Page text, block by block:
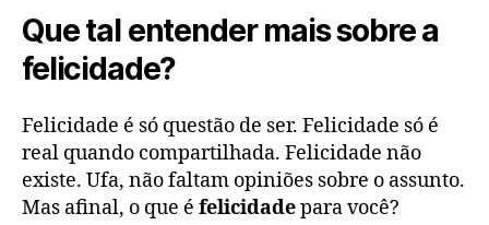
Que tal entender mais sobre a
felicidade?
Felicidade é só questão de ser. Felicidade só é
real quando compartilhada. Felicidade não
existe. Ufa, não faltam opiniões sobre o assunto.
Mas afinal, o que é felicidadepara você?